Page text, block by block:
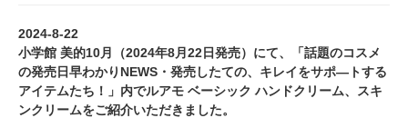
2024-8-22
小学館 美的10月（2024年8月22日発売）にて、「話題のコスメ
の発売日早わかりNEWS・発売したての、キレイをサポ―トする
アイテムたち！」内でルアモ ベーシック ハンドクリーム、スキ
ンクリームをご紹介いただきました。